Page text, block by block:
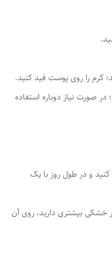
کرم را روی پوست فید کنید.
نیاز دوباره استفاده
و در طول روز با یک
بیشتری دارید، روی آن